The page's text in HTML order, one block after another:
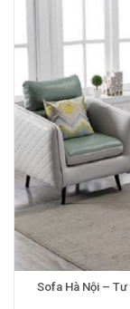
Sofa Hà Nội –